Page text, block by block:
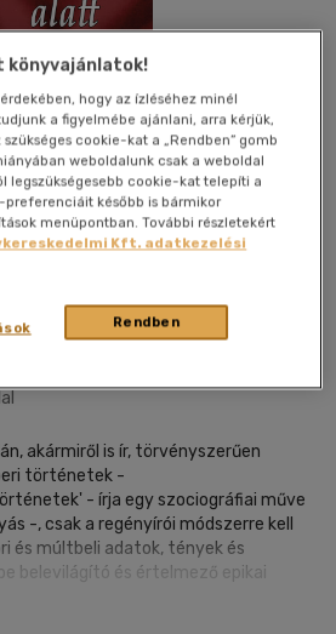
akármiről is ír, törvényszerűen
történetek -
- írja egy szociográfiai műve
-, csak a regényírói módszerre kell
és múltbeli adatok, tények és
belevilágító és értelmező epikai
maradandó érvénnyel és
egy-egy kis történet
könyvajánlatok!
hogy az ízléséhez minél
a figyelmébe ajánlani, arra kérjük,
cookie-kat a „Rendben” gomb
weboldalunk csak a weboldal
legszükségesebb cookie-kat telepíti a
később is bármikor
menüpontban. További részletekért
Kft. adatkezelési
Rendben